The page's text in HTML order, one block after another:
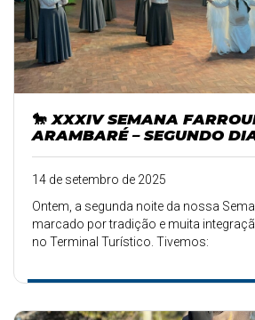
🐎 XXXIV SEMANA
ARAMBARÉ – SEGUNDO
14 de setembro de 2025
Ontem, a segunda noite da nossa
marcado por tradição e muita
no Terminal Turístico. Tivemos: